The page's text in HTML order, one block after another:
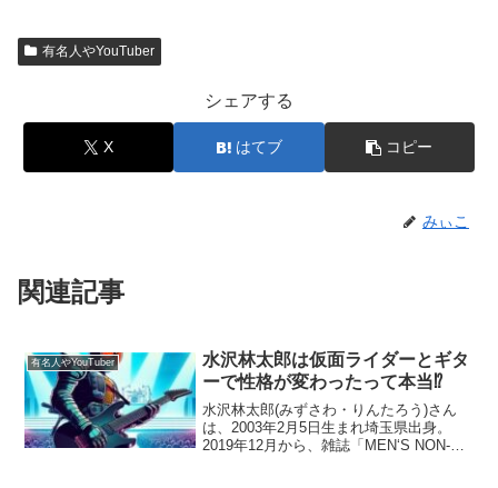
有名人やYouTuber
シェアする
X はてブ コピー
みぃこ
関連記事
有名人やYouTuber
水沢林太郎は仮面ライダーとギタ
ーで性格が変わったって本当⁉
水沢林太郎(みずさわ・りんたろう)さん
は、2003年2月5日生まれ埼玉県出身。
2019年12月から、雑誌「MEN‘S NON-